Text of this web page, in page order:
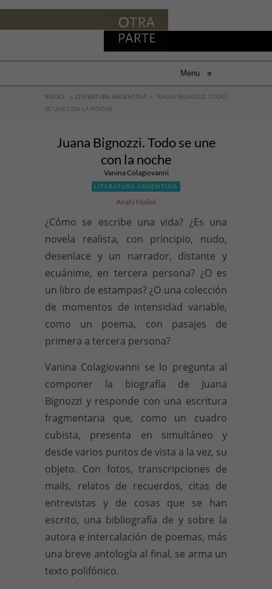
Menu ≡
INICIO » LITERATURA ARGENTINA »
JUANA BIGNOZZI. TODO
SE UNE CON LA NOCHE
Juana Bignozzi. Todo se une
con la noche
Vanina Colagiovanni
LITERATURA ARGENTINA
Anahí Mallol
¿Cómo se escribe una vida? ¿Es una
novela realista, con principio, nudo,
desenlace y un narrador, distante y
ecuánime, en tercera persona? ¿O es
un libro de estampas? ¿O una colección
de momentos de intensidad variable,
como un poema, con pasajes de
primera a tercera persona?
Vanina Colagiovanni se lo pregunta al
componer la biografía de Juana
Bignozzi y responde con una escritura
fragmentaria que, como un cuadro
cubista, presenta en simultáneo y
desde varios puntos de vista a la vez, su
objeto. Con fotos, transcripciones de
mails, relatos de recuerdos, citas de
entrevistas y de cosas que se han
escrito, una bibliografía de y sobre la
autora e intercalación de poemas, más
una breve antología al final, se arma un
texto polifónico.